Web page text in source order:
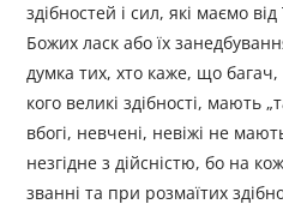
здібностей і сил, які маємо
Божих ласк або їх
думка тих, хто каже, що
кого великі здібності, мають
вбогі, невчені, невіжі не
незгідне з дійсністю, бо на
званні та при розмаїтих